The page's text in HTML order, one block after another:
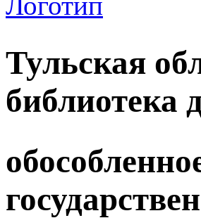
Тульская
библиотека